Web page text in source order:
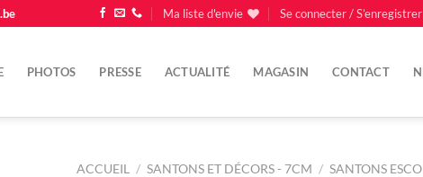
Ma liste d'envie Se connecter / S’enregistrer
PHOTOS PRESSE ACTUALITÉ MAGASIN CONTACT
ACCUEIL / SANTONS ET DÉCORS - 7CM / SANTONS